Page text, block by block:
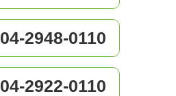
04-2948-0110
04-2922-0110